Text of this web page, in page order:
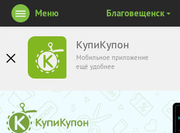
КупиКупон
Мобильное приложение
ещё удобнее
Меню Благовещенск